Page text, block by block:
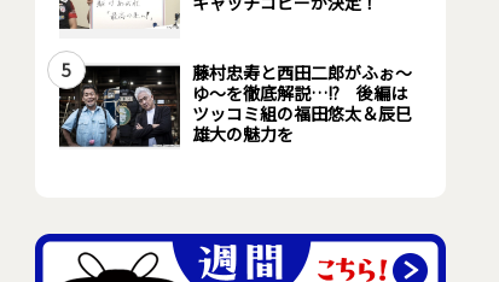
5
藤村忠寿と西田二郎がふぉ～
ゆ～を徹底解説…!? 後編は
ツッコミ組の福田悠太＆辰巳
雄大の魅力を